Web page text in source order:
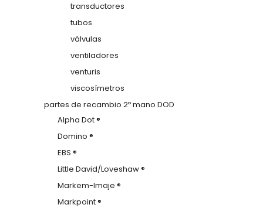
transductores
tubos
válvulas
ventiladores
venturis
viscosímetros
partes de recambio 2º mano DOD
Alpha Dot ®
Domino ®
EBS ®
Little David/Loveshaw ®
Markem-Imaje ®
Markpoint ®